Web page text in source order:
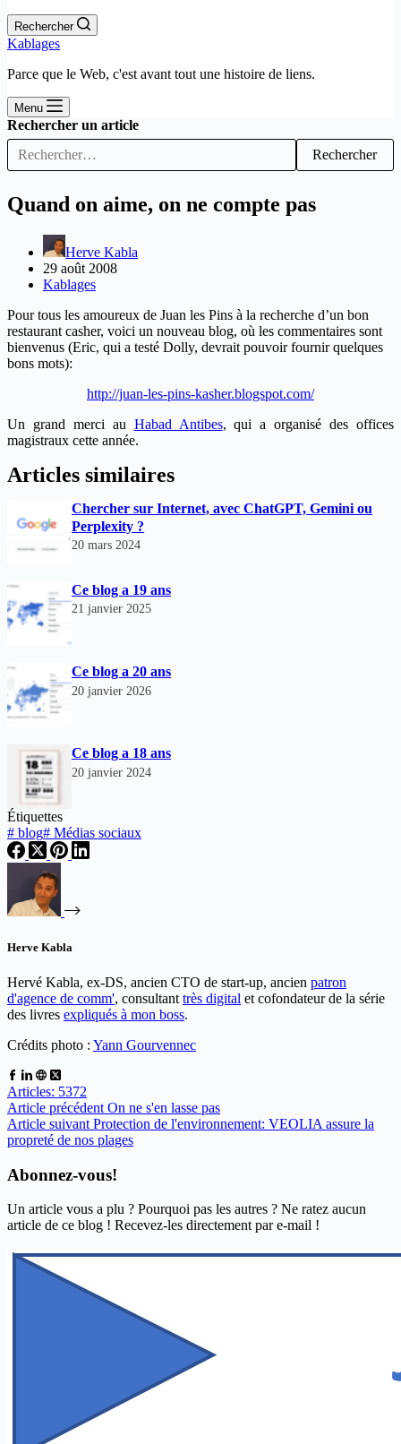
Rechercher
Kablages
Parce que le Web, c'est avant tout une histoire de liens.
Menu
Rechercher un article
Rechercher
Quand on aime, on ne compte pas
Herve Kabla
29 août 2008
Kablages
Pour tous les amoureux de Juan les Pins à la recherche d’un bon
restaurant casher, voici un nouveau blog, où les commentaires sont
bienvenus (Eric, qui a testé Dolly, devrait pouvoir fournir quelques
bons mots):
http://juan-les-pins-kasher.blogspot.com/
Un grand merci au Habad Antibes, qui a organisé des offices
magistraux cette année.
Articles similaires
Chercher sur Internet, avec ChatGPT, Gemini ou
Perplexity ?
20 mars 2024
Ce blog a 19 ans
21 janvier 2025
Ce blog a 20 ans
20 janvier 2026
Ce blog a 18 ans
20 janvier 2024
Étiquettes
# blog# Médias sociaux
Herve Kabla
Hervé Kabla, ex-DS, ancien CTO de start-up, ancien patron
d'agence de comm', consultant très digital et cofondateur de la série
des livres expliqués à mon boss.
Crédits photo : Yann Gourvennec
Articles: 5372
Article précédent On ne s'en lasse pas
Article suivant Protection de l'environnement: VEOLIA assure la
propreté de nos plages
Abonnez-vous!
Un article vous a plu ? Pourquoi pas les autres ? Ne ratez aucun
article de ce blog ! Recevez-les directement par e-mail !